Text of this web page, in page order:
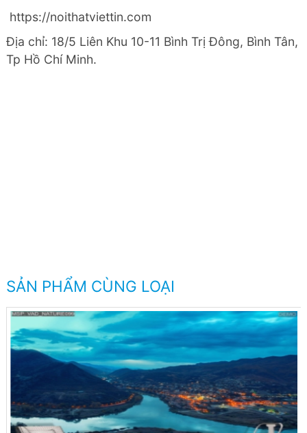
https://noithatviettin.com
Địa chỉ: 18/5 Liên Khu 10-11 Bình Trị Đông, Bình Tân,
Tp Hồ Chí Minh.
SẢN PHẨM CÙNG LOẠI